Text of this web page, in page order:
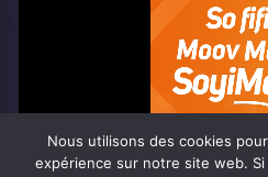
SUIVEZ
Nous utilisons des cookies
expérience sur notre site web.